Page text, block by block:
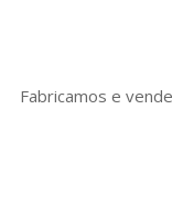
Fabricamos e